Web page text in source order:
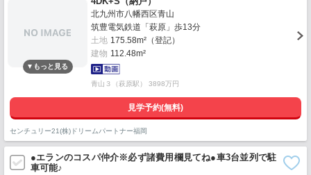
北九州市八幡西区青山
筑豊電気鉄道「萩原」歩13分
土地 175.58m²（登記）
建物 112.48m²
青山３（萩原駅） 3898万円
見学予約(無料)
センチュリー21(株)ドリームパートナー福岡
●エランのコスパ仲介※必ず諸費用欄見てね●車3台並列で駐
車可能♪